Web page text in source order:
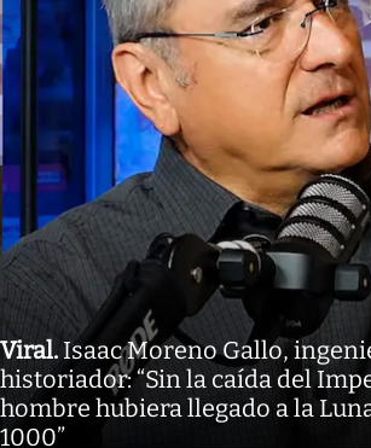
Viral. Isaac Moreno Gallo,
historiador: “Sin la caída del
hombre hubiera llegado a la
1000”